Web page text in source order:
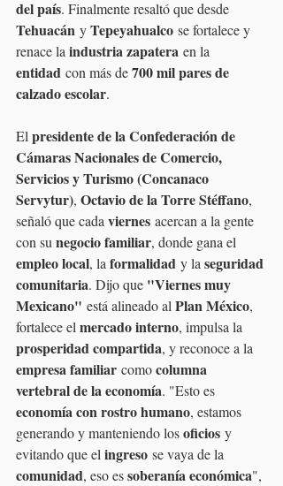
del país. Finalmente resaltó que desde
Tehuacán y Tepeyahualco se fortalece y
renace la industria zapatera en la
entidad con más de 700 mil pares de
calzado escolar.
El presidente de la Confederación de
Cámaras Nacionales de Comercio,
Servicios y Turismo (Concanaco
Servytur), Octavio de la Torre Stéffano,
señaló que cada viernes acercan a la gente
con su negocio familiar, donde gana el
empleo local, la formalidad y la seguridad
comunitaria. Dijo que "Viernes muy
Mexicano" está alineado al Plan México,
fortalece el mercado interno, impulsa la
prosperidad compartida, y reconoce a la
empresa familiar como columna
vertebral de la economía. "Esto es
economía con rostro humano, estamos
generando y manteniendo los oficios y
evitando que el ingreso se vaya de la
comunidad, eso es soberanía económica",